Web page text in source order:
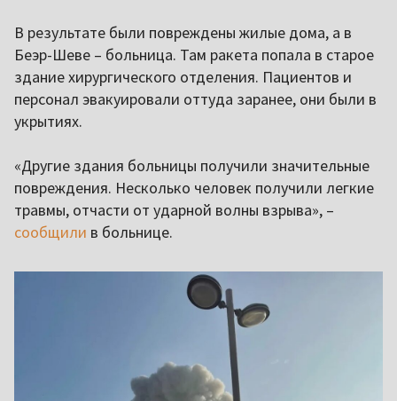
В результате были повреждены жилые дома, а в
Беэр-Шеве – больница. Там ракета попала в старое
здание хирургического отделения. Пациентов и
персонал эвакуировали оттуда заранее, они были в
укрытиях.
«Другие здания больницы получили значительные
повреждения. Несколько человек получили легкие
травмы, отчасти от ударной волны взрыва», –
сообщили в больнице.